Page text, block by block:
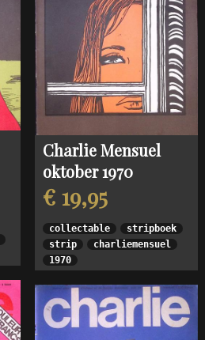
Charlie Mensuel
oktober 1970
€ 19,95
collectable
stripboek
strip
charliemensuel
1970